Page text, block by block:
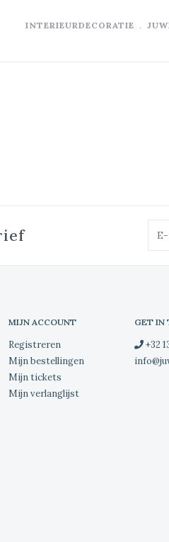
INTERIEURDECORATIE
MIJN ACCOUNT
Registreren
Mijn bestellingen
Mijn tickets
Mijn verlanglijst
GET IN
+32